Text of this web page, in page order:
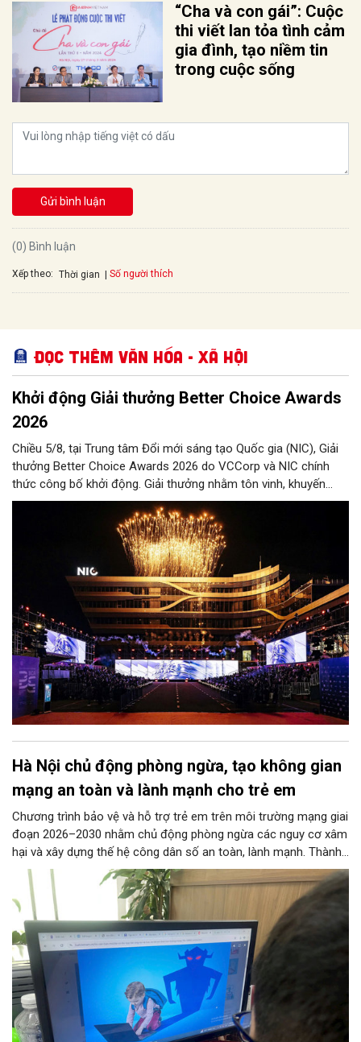
“Cha và con gái”: Cuộc
thi viết lan tỏa tình cảm
gia đình, tạo niềm tin
trong cuộc sống
Gửi bình luận
(0) Bình luận
Xếp theo: Thời gian Số người thích
Đọc thêm Văn hóa - Xã hội
Khởi động Giải thưởng Better Choice Awards
2026
Chiều 5/8, tại Trung tâm Đổi mới sáng tạo Quốc gia (NIC), Giải
thưởng Better Choice Awards 2026 do VCCorp và NIC chính
thức công bố khởi động. Giải thưởng nhằm tôn vinh, khuyến
khích, cổ vũ những giá trị đổi mới, sáng tạo, áp dụng trong đời
sống thực, phục vụ người tiêu dùng.
Hà Nội chủ động phòng ngừa, tạo không gian
mạng an toàn và lành mạnh cho trẻ em
Chương trình bảo vệ và hỗ trợ trẻ em trên môi trường mạng giai
đoạn 2026–2030 nhằm chủ động phòng ngừa các nguy cơ xâm
hại và xây dựng thế hệ công dân số an toàn, lành mạnh. Thành
phố đề ra các chỉ tiêu lớn như phổ cập giải pháp an ninh mạng
tại các trường học, ngăn chặn thông tin độc hại từ đường
truyền Internet và hỗ trợ 100% trẻ em bị xâm hại. 11 nhóm
nhiệm vụ trọng tâm được giao cho các sở, ngành thực hiện
đồng bộ, từ hoàn thiện pháp lý, phát triển công nghệ AI, hạ tầng
IPv6 đến truyền thông và hỗ trợ sức khỏe tâm thần. Bên cạnh
đó, chương trình siết chặt trách nhiệm của doanh nghiệp công
nghệ, viễn thông và đơn vị cung cấp trò chơi điện tử trong việc
gỡ bỏ nội dung độc hại và bảo vệ thông tin riêng tư của trẻ.